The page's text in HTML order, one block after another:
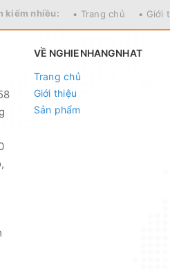
kiếm nhiều: • Trang chủ • Giới
VỀ NGHIENHANGNHAT
Trang chủ
Giới thiệu
Sản phẩm